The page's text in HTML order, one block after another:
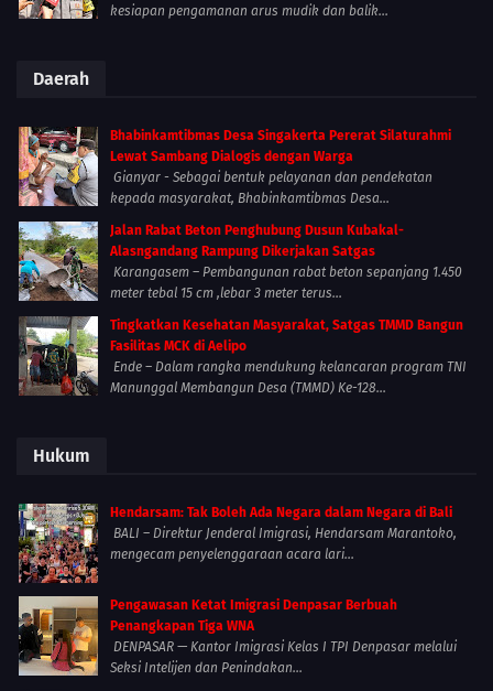
kesiapan pengamanan arus mudik dan balik...
Daerah
Bhabinkamtibmas Desa Singakerta Pererat Silaturahmi
Lewat Sambang Dialogis dengan Warga
Gianyar - Sebagai bentuk pelayanan dan pendekatan
kepada masyarakat, Bhabinkamtibmas Desa...
Jalan Rabat Beton Penghubung Dusun Kubakal-
Alasngandang Rampung Dikerjakan Satgas
Karangasem – Pembangunan rabat beton sepanjang 1.450
meter tebal 15 cm ,lebar 3 meter terus...
Tingkatkan Kesehatan Masyarakat, Satgas TMMD Bangun
Fasilitas MCK di Aelipo
Ende – Dalam rangka mendukung kelancaran program TNI
Manunggal Membangun Desa (TMMD) Ke-128...
Hukum
Hendarsam: Tak Boleh Ada Negara dalam Negara di Bali
BALI – Direktur Jenderal Imigrasi, Hendarsam Marantoko,
mengecam penyelenggaraan acara lari...
Pengawasan Ketat Imigrasi Denpasar Berbuah
Penangkapan Tiga WNA
DENPASAR — Kantor Imigrasi Kelas I TPI Denpasar melalui
Seksi Intelijen dan Penindakan...